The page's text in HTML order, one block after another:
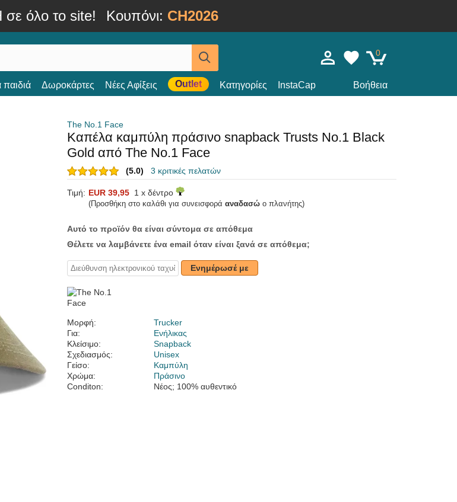
όλο το site! Κουπόνι: CH2026
0
παιδιά Δωροκάρτες Νέες Αφίξεις Outlet Κατηγορίες InstaCap Βοήθεια
The No.1 Face
Καπέλα καμπύλη πράσινο snapback Trusts No.1 Black
Gold από The No.1 Face
(5.0) 3 κριτικές πελατών
Τιμή: EUR 39,95 1 x δέντρο
(Προσθήκη στο καλάθι για συνεισφορά αναδασώ ο πλανήτης)
Αυτό το προϊόν θα είναι σύντομα σε απόθεμα
Θέλετε να λαμβάνετε ένα email όταν είναι ξανά σε απόθεμα;
Ενημέρωσέ με
Μορφή:
Trucker
Για:
Ενήλικας
Κλείσιμο:
Snapback
Σχεδιασμός:
Unisex
Γείσο:
Καμπύλη
Χρώμα:
Πράσινο
Conditon:
Νέος; 100% αυθεντικό